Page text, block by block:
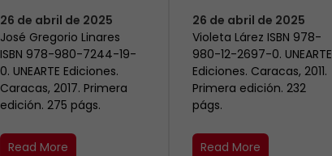
26 de abril de 2025
José Gregorio Linares
ISBN 978-980-7244-19-
0. UNEARTE Ediciones.
Caracas, 2017. Primera
edición. 275 págs.
Read More
26 de abril de 2025
Violeta Lárez ISBN 978-
980-12-2697-0. UNEARTE
Ediciones. Caracas, 2011.
Primera edición. 232
págs.
Read More